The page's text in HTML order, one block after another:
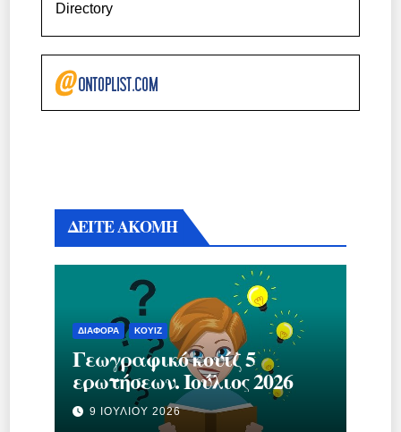
Directory
ΔΕΙΤΕ ΑΚΟΜΗ
ΔΙΆΦΟΡΑ ΚΟΥΊΖ
Γεωγραφικό κουίζ 5
ερωτήσεων. Ιούλιος 2026
9 ΙΟΥΛΊΟΥ 2026